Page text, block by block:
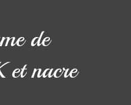
de
et nacre